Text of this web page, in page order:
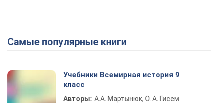
Play Video
Самые популярные книги
Учебники Всемирная история 9
класс
Авторы: А.А. Мартынюк, О. А. Гисем